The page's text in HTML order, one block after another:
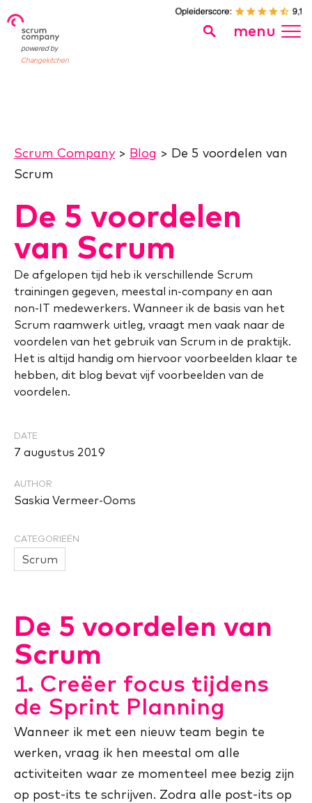
powered by
Changekitchen
menu
Scrum Company> Blog > De 5 voordelen van
Scrum
De 5 voordelen
van Scrum
De afgelopen tijd heb ik verschillende Scrum
trainingen gegeven, meestal in-company en aan
non-IT medewerkers. Wanneer ik de basis van het
Scrum raamwerk uitleg, vraagt men vaak naar de
voordelen van het gebruik van Scrum in de praktijk.
Het is altijd handig om hiervoor voorbeelden klaar te
hebben, dit blog bevat vijf voorbeelden van de
voordelen.
DATE
7 augustus 2019
AUTHOR
Saskia Vermeer-Ooms
CATEGORIEËN
Scrum
De 5 voordelen van
Scrum
1. Creëer focus tijdens
de Sprint Planning
Wanneer ik met een nieuw team begin te
werken, vraag ik hen meestal om alle
activiteiten waar ze momenteel mee bezig zijn
op post-its te schrijven. Zodra alle post-its op